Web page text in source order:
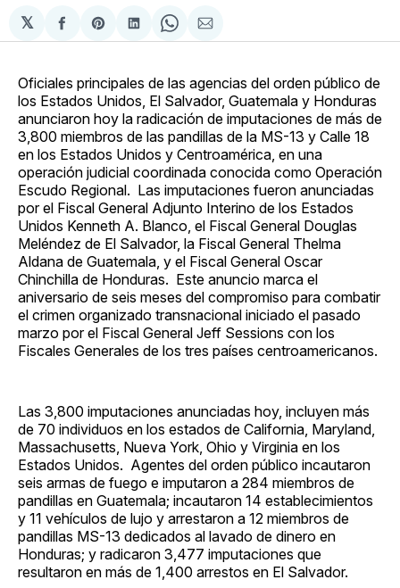
𝕏
Compartir
en
Share
on
Compartir
en
Share
on
Compartir
via
Oficiales principales de las agencias del orden público de
los Estados Unidos, El Salvador, Guatemala y Honduras
anunciaron hoy la radicación de imputaciones de más de
3,800 miembros de las pandillas de la MS-13 y Calle 18
en los Estados Unidos y Centroamérica, en una
operación judicial coordinada conocida como Operación
Escudo Regional. Las imputaciones fueron anunciadas
por el Fiscal General Adjunto Interino de los Estados
Unidos Kenneth A. Blanco, el Fiscal General Douglas
Meléndez de El Salvador, la Fiscal General Thelma
Aldana de Guatemala, y el Fiscal General Oscar
Chinchilla de Honduras. Este anuncio marca el
aniversario de seis meses del compromiso para combatir
el crimen organizado transnacional iniciado el pasado
marzo por el Fiscal General Jeff Sessions con los
Fiscales Generales de los tres países centroamericanos.
Las 3,800 imputaciones anunciadas hoy, incluyen más
de 70 individuos en los estados de California, Maryland,
Massachusetts, Nueva York, Ohio y Virginia en los
Estados Unidos. Agentes del orden público incautaron
seis armas de fuego e imputaron a 284 miembros de
pandillas en Guatemala; incautaron 14 establecimientos
y 11 vehículos de lujo y arrestaron a 12 miembros de
pandillas MS-13 dedicados al lavado de dinero en
Honduras; y radicaron 3,477 imputaciones que
resultaron en más de 1,400 arrestos en El Salvador.